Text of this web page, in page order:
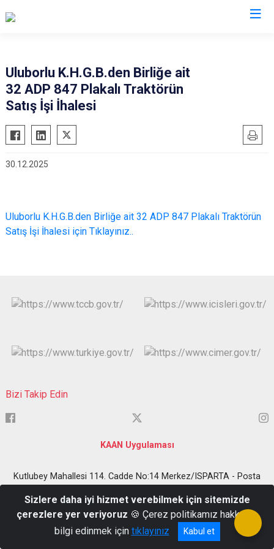
Uluborlu K.H.G.B.den Birliğe ait
32 ADP 847 Plakalı Traktörün
Satış İşi İhalesi
30.12.2025
Uluborlu K.H.G.B.den Birliğe ait 32 ADP 847 Plakalı Traktörün
Satış İşi İhalesi için Tıklayınız..
Bizi Takip Edin
KAAN Uygulaması
Kutlubey Mahallesi 114. Cadde No:14 Merkez/ISPARTA - Posta
0 246 223 80 80
Sizlere daha iyi hizmet verebilmek için sitemizde
çerezlere yer veriyoruz 🍪 Çerez politikamız hakkında
bilgi edinmek için tıklayınız Kabul et